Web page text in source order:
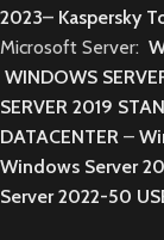
2023– Kaspersky
Microsoft Server:
WINDOWS
SERVER 2019
DATACENTER –
Windows Server
Server 2022-50